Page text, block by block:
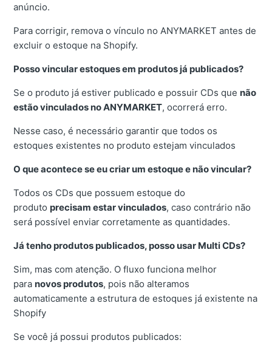
anúncio.
Para corrigir, remova o vínculo no ANYMARKET antes de
excluir o estoque na Shopify.
Posso vincular estoques em produtos já publicados?
Se o produto já estiver publicado e possuir CDs que não
estão vinculados no ANYMARKET, ocorrerá erro.
Nesse caso, é necessário garantir que todos os
estoques existentes no produto estejam vinculados
O que acontece se eu criar um estoque e não vincular?
Todos os CDs que possuem estoque do
produto precisam estar vinculados, caso contrário não
será possível enviar corretamente as quantidades.
Já tenho produtos publicados, posso usar Multi CDs?
Sim, mas com atenção. O fluxo funciona melhor
para novos produtos, pois não alteramos
automaticamente a estrutura de estoques já existente na
Shopify
Se você já possui produtos publicados: